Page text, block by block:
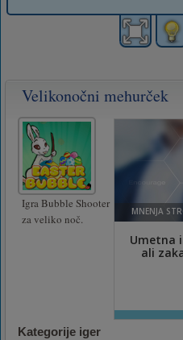
Velikonočni mehurček
Igra Bubble Shooter
za veliko noč.
Kategorije iger